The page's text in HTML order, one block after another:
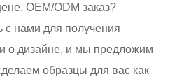
OEM/ODM заказ?
с нами для получения
о дизайне, и мы предложим
образцы для вас как